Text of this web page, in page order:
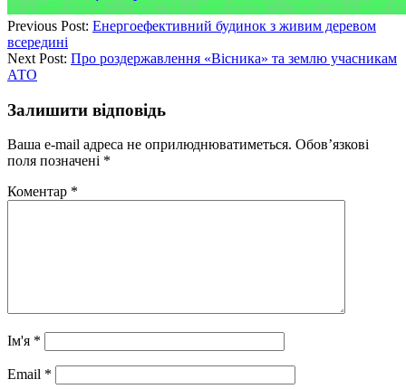
Previous Post: Енергоефективний будинок з живим деревом
всередині
Next Post: Про роздержавлення «Вісника» та землю учасникам
АТО
Залишити відповідь
Ваша e-mail адреса не оприлюднюватиметься. Обов’язкові
поля позначені *
Коментар *
Ім'я *
Email *